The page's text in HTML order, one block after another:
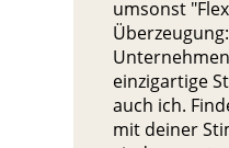
umsonst
einzigartige
auch ich.
mit deiner